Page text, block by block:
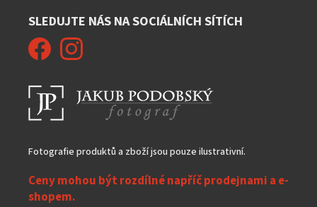
SLEDUJTE NÁS NA SOCIÁLNÍCH SÍTÍCH
Fotografie produktů a zboží jsou pouze ilustrativní.
Ceny mohou být rozdílné napříč prodejnami a e-
shopem.